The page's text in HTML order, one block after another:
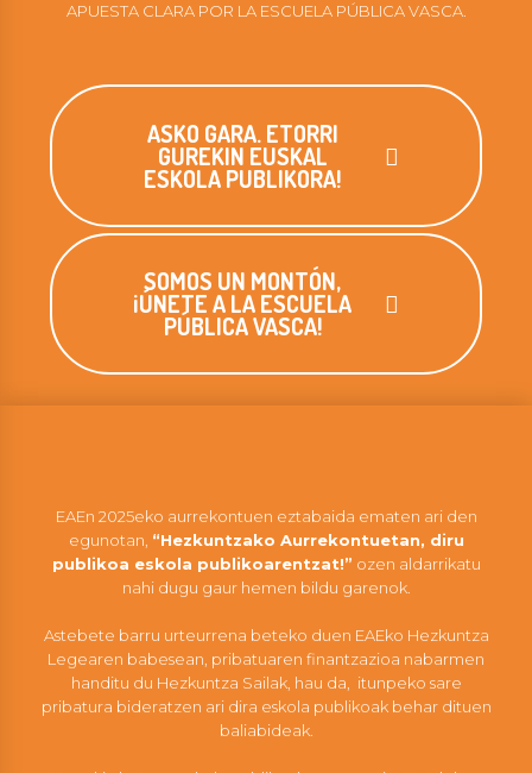
APUESTA CLARA POR LA ESCUELA PÚBLICA VASCA.
ASKO GARA. ETORRI
GUREKIN EUSKAL
ESKOLA PUBLIKORA!
SOMOS UN MONTÓN,
¡ÚNETE A LA ESCUELA
PÚBLICA VASCA!
EAEn 2025eko aurrekontuen eztabaida ematen ari den
egunotan, “Hezkuntzako Aurrekontuetan, diru
publikoa eskola publikoarentzat!” ozen aldarrikatu
nahi dugu gaur hemen bildu garenok.
Astebete barru urteurrena beteko duen EAEko Hezkuntza
Legearen babesean, pribatuaren finantzazioa nabarmen
handitu du Hezkuntza Sailak, hau da, itunpeko sare
pribatura bideratzen ari dira eskola publikoak behar dituen
baliabideak.